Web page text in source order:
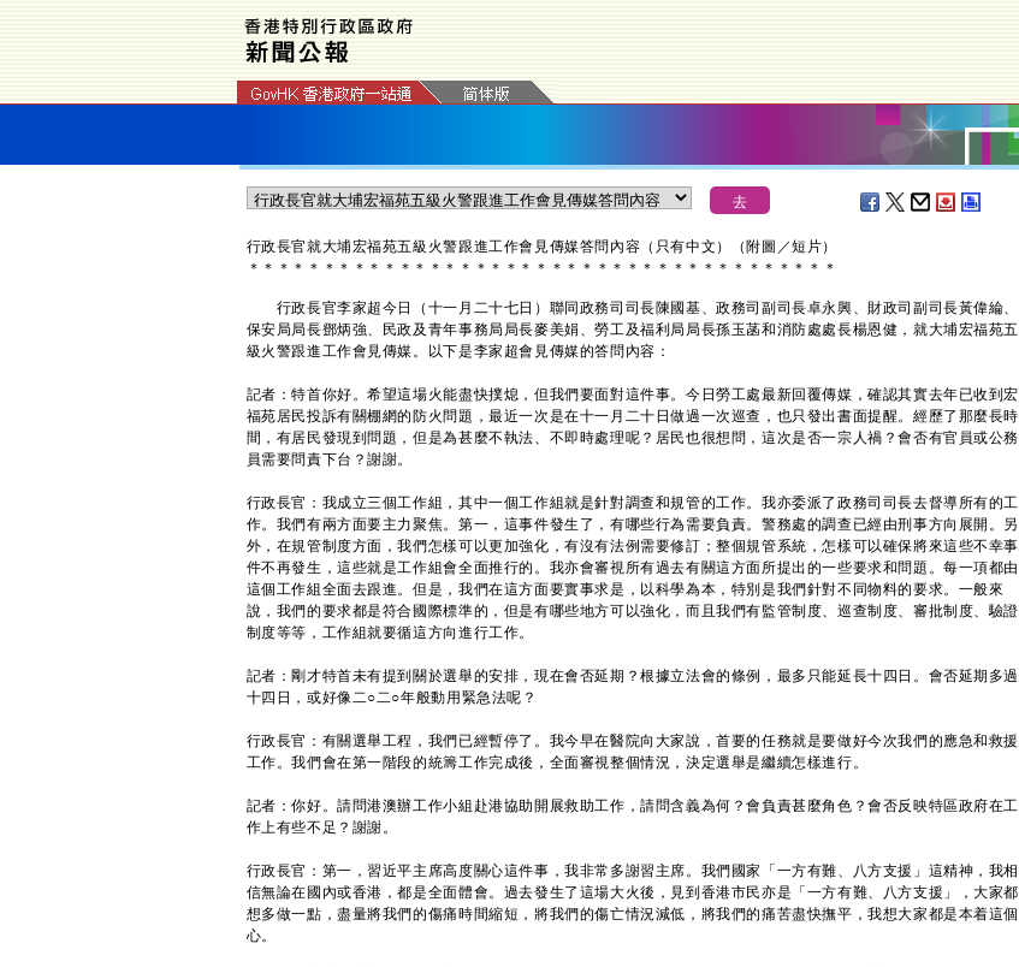
​行政長官就大埔宏福苑五級火警跟進工作會見傳媒答問內容（只有中文）（附圖／短片）
＊ ＊ ＊ ＊ ＊ ＊ ＊ ＊ ＊ ＊ ＊ ＊ ＊ ＊ ＊ ＊ ＊ ＊ ＊ ＊ ＊ ＊ ＊ ＊ ＊ ＊ ＊ ＊ ＊ ＊ ＊ ＊ ＊ ＊ ＊ ＊ ＊ ＊ ＊
行政長官李家超今日（十一月二十七日）聯同政務司司長陳國基、政務司副司長卓永興、財政司副司長黃偉綸、
保安局局長鄧炳強、民政及青年事務局局長麥美娟、勞工及福利局局長孫玉菡和消防處處長楊恩健，就大埔宏福苑五
級火警跟進工作會見傳媒。以下是李家超會見傳媒的答問內容：
記者：特首你好。希望這場火能盡快撲熄，但我們要面對這件事。今日勞工處最新回覆傳媒，確認其實去年已收到宏
福苑居民投訴有關棚網的防火問題，最近一次是在十一月二十日做過一次巡查，也只發出書面提醒。經歷了那麼長時
間，有居民發現到問題，但是為甚麼不執法、不即時處理呢？居民也很想問，這次是否一宗人禍？會否有官員或公務
員需要問責下台？謝謝。
行政長官：我成立三個工作組，其中一個工作組就是針對調查和規管的工作。我亦委派了政務司司長去督導所有的工
作。我們有兩方面要主力聚焦。第一，這事件發生了，有哪些行為需要負責。警務處的調查已經由刑事方向展開。另
外，在規管制度方面，我們怎樣可以更加強化，有沒有法例需要修訂；整個規管系統，怎樣可以確保將來這些不幸事
件不再發生，這些就是工作組會全面推行的。我亦會審視所有過去有關這方面所提出的一些要求和問題。每一項都由
這個工作組全面去跟進。但是，我們在這方面要實事求是，以科學為本，特別是我們針對不同物料的要求。一般來
說，我們的要求都是符合國際標準的，但是有哪些地方可以強化，而且我們有監管制度、巡查制度、審批制度、驗證
制度等等，工作組就要循這方向進行工作。
記者：剛才特首未有提到關於選舉的安排，現在會否延期？根據立法會的條例，最多只能延長十四日。會否延期多過
十四日，或好像二○二○年般動用緊急法呢？
行政長官：有關選舉工程，我們已經暫停了。我今早在醫院向大家說，首要的任務就是要做好今次我們的應急和救援
工作。我們會在第一階段的統籌工作完成後，全面審視整個情況，決定選舉是繼續怎樣進行。
記者：你好。請問港澳辦工作小組赴港協助開展救助工作，請問含義為何？會負責甚麼角色？會否反映特區政府在工
作上有些不足？謝謝。
行政長官：第一，習近平主席高度關心這件事，我非常多謝習主席。我們國家「一方有難、八方支援」這精神，我相
信無論在國內或香港，都是全面體會。過去發生了這場大火後，見到香港市民亦是「一方有難、八方支援」，大家都
想多做一點，盡量將我們的傷痛時間縮短，將我們的傷亡情況減低，將我們的痛苦盡快撫平，我想大家都是本着這個
心。